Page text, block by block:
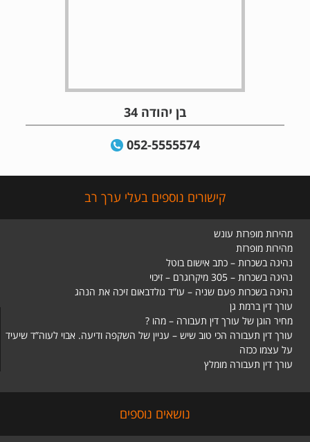
בן יהודה 34
052-5555574
קישורים נוספים בעלי ערך רב
מהירות מופרזת עונש
מהירות מופרזת
נהיגה בשכרות – כתב אישום בוטל
נהיגה בשכרות – 305 מיקרוגרם – זיכוי
נהיגה בשכרות פעם שניה – עו”ד גולדבאום זיכה את הנהג
עורך דין ברמת גן
מחיר הוגן של עורך דין תעבורה – מהו ?
עורך דין תעבורה הכי טוב שיש – עניין של השקפה ודיעה. אבוי לעוה”ד שיעיד
על עצמו ככזה
עורך דין תעבורה מומלץ
נושאים נוספים